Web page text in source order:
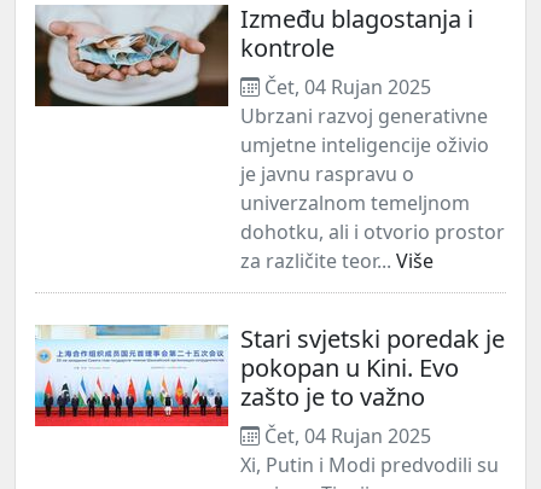
Između blagostanja i
kontrole
Čet, 04 Rujan 2025
Ubrzani razvoj generativne
umjetne inteligencije oživio
je javnu raspravu o
univerzalnom temeljnom
dohotku, ali i otvorio prostor
za različite teor... Više
Stari svjetski poredak je
pokopan u Kini. Evo
zašto je to važno
Čet, 04 Rujan 2025
Xi, Putin i Modi predvodili su